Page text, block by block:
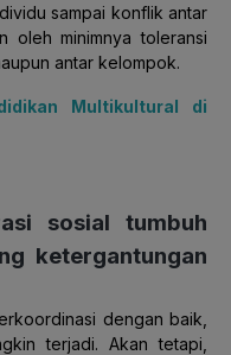
sampai konflik antar
oleh minimnya toleransi
antar kelompok.
Multikultural di
sosial tumbuh
ketergantungan
dengan baik,
terjadi. Akan tetapi,